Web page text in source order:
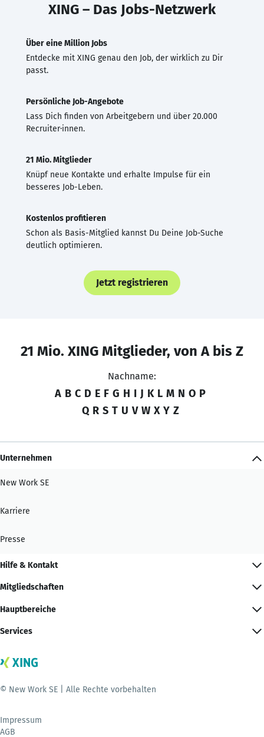
XING – Das Jobs-Netzwerk
Über eine Million Jobs
Entdecke mit XING genau den Job, der wirklich zu Dir
passt.
Persönliche Job-Angebote
Lass Dich finden von Arbeitgebern und über 20.000
Recruiter·innen.
21 Mio. Mitglieder
Knüpf neue Kontakte und erhalte Impulse für ein
besseres Job-Leben.
Kostenlos profitieren
Schon als Basis-Mitglied kannst Du Deine Job-Suche
deutlich optimieren.
Jetzt registrieren
21 Mio. XING Mitglieder, von A bis Z
Nachname:
A B C D E F G H I J K L M N O P
Q R S T U V W X Y Z
Unternehmen
New Work SE
Karriere
Presse
Hilfe & Kontakt
Mitgliedschaften
Hauptbereiche
Services
© New Work SE | Alle Rechte vorbehalten
Impressum
AGB